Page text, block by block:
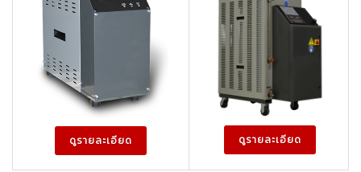
ดูรายละเอียด ดูรายละเอียด